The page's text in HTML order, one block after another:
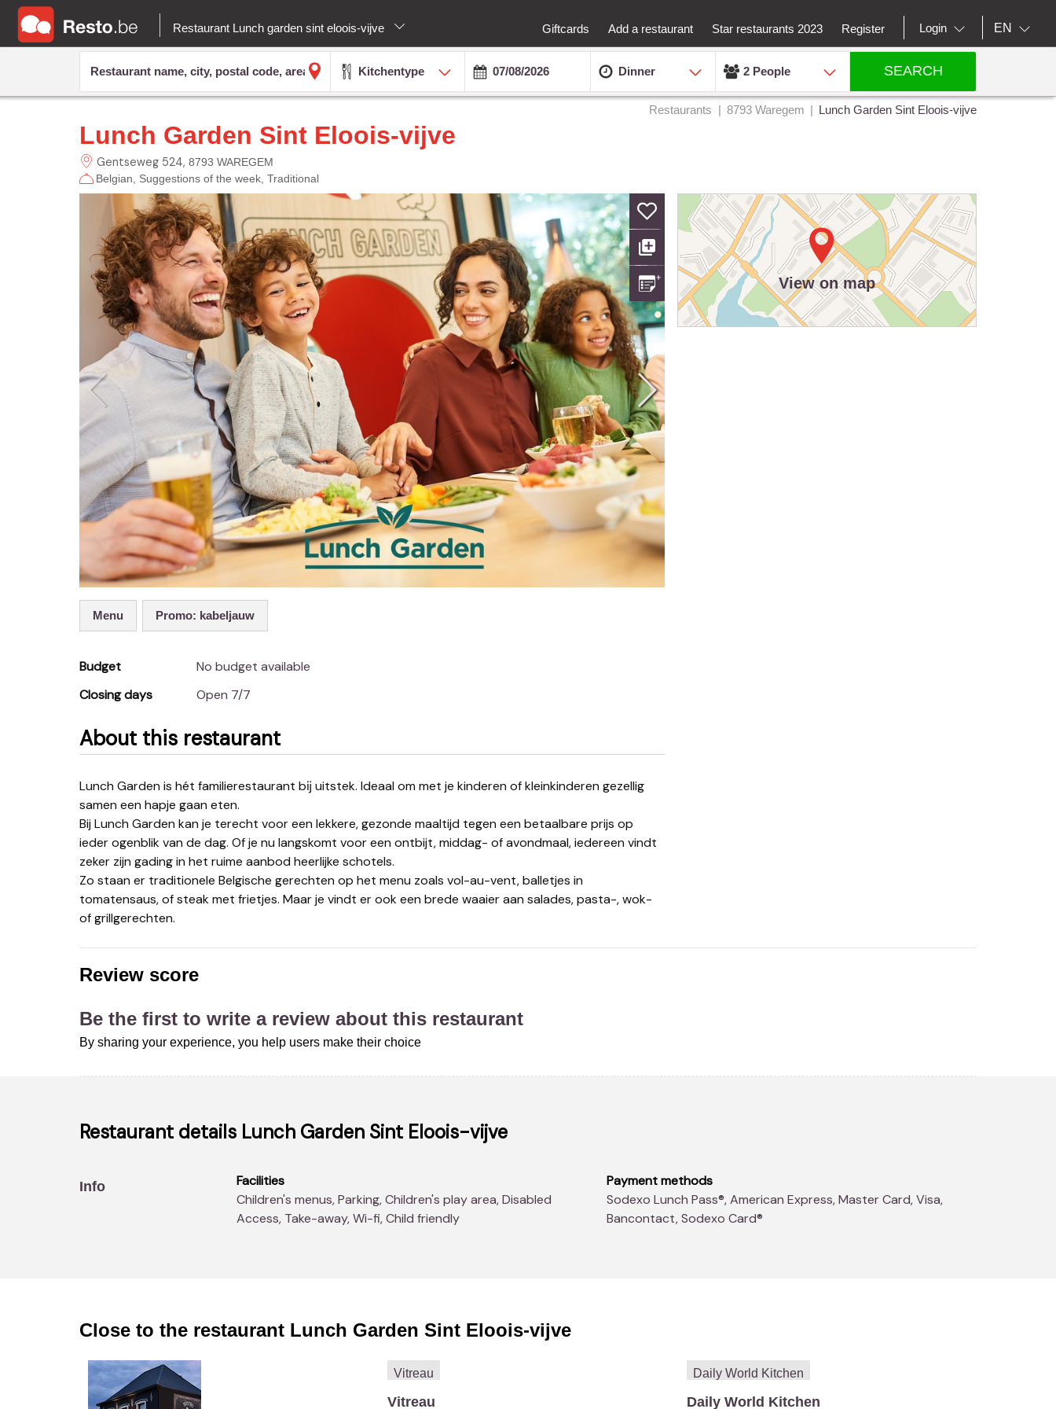
Restaurant Lunch garden sint eloois-vijve Giftcards Add a restaurant Star restaurants 2023 Register Login EN
Kitchentype Dinner 2 People SEARCH
Restaurants 8793 Waregem Lunch Garden Sint Eloois-vijve
Lunch Garden Sint Eloois-vijve
Gentseweg 524 8793 WAREGEM
Belgian
Suggestions of the week Traditional
menu Promo: kabeljauw
Budget
No budget available
Closing days
Open 7/7
About this restaurant
Lunch Garden is hét familierestaurant bĳ uitstek. Ideaal om met je kinderen of kleinkinderen gezellig
samen een hapje gaan eten.
Bij Lunch Garden kan je terecht voor een lekkere, gezonde maaltijd tegen een betaalbare prijs op
ieder ogenblik van de dag. Of je nu langskomt voor een ontbijt, middag- of avondmaal, iedereen vindt
zeker zijn gading in het ruime aanbod heerlijke schotels.
Zo staan er traditionele Belgische gerechten op het menu zoals vol-au-vent, balletjes in
tomatensaus, of steak met frietjes. Maar je vindt er ook een brede waaier aan salades, pasta-, wok-
of grillgerechten.
View on map
Review score
Be the first to write a review about this restaurant
By sharing your experience, you help users make their choice
Restaurant details Lunch Garden Sint Eloois-vijve
Info
Facilities
Children's menus, Parking, Children's play area, Disabled
Access, Take-away, Wi-fi, Child friendly
Payment methods
Sodexo Lunch Pass®, American Express, Master Card, Visa,
Bancontact, Sodexo Card®
Close to the restaurant Lunch Garden Sint Eloois-vijve
Vitreau Daily World Kitchen